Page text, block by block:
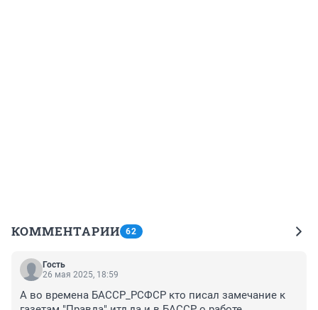
КОММЕНТАРИИ 62
Гость
26 мая 2025, 18:59
А во времена БАССР_РСФСР кто писал замечание к